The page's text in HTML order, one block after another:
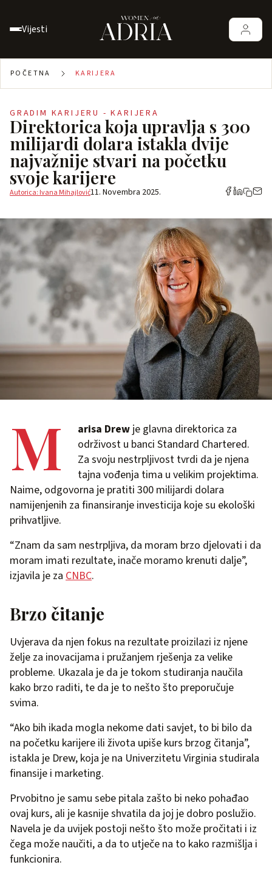
Vijesti
POČETNA KARIJERA
GRADIM KARIJERU - KARIJERA
Direktorica koja upravlja s 300
milijardi dolara istakla dvije
najvažnije stvari na početku
svoje karijere
Autorica: Ivana Mihajlović11. Novembra 2025.
M arisa Drew je glavna direktorica za
održivost u banci Standard Chartered.
Za svoju nestrpljivost tvrdi da je njena
tajna vođenja tima u velikim projektima.
Naime, odgovorna je pratiti 300 milijardi dolara
namijenjenih za finansiranje investicija koje su ekološki
prihvatljive.
“Znam da sam nestrpljiva, da moram brzo djelovati i da
moram imati rezultate, inače moramo krenuti dalje”,
izjavila je za CNBC.
Brzo čitanje
Uvjerava da njen fokus na rezultate proizilazi iz njene
želje za inovacijama i pružanjem rješenja za velike
probleme. Ukazala je da je tokom studiranja naučila
kako brzo raditi, te da je to nešto što preporučuje
svima.
“Ako bih ikada mogla nekome dati savjet, to bi bilo da
na početku karijere ili života upiše kurs brzog čitanja”,
istakla je Drew, koja je na Univerzitetu Virginia studirala
finansije i marketing.
Prvobitno je samu sebe pitala zašto bi neko pohađao
ovaj kurs, ali je kasnije shvatila da joj je dobro poslužio.
Navela je da uvijek postoji nešto što može pročitati i iz
čega može naučiti, a da to utječe na to kako razmišlja i
funkcionira.